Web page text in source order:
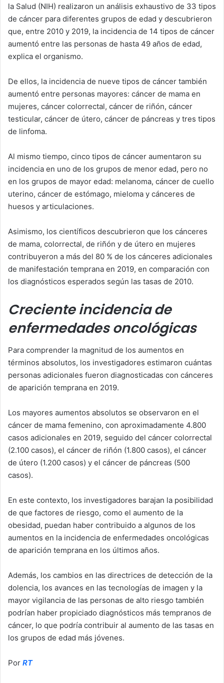
la Salud (NIH) realizaron un análisis exhaustivo de 33 tipos
de cáncer para diferentes grupos de edad y descubrieron
que, entre 2010 y 2019, la incidencia de 14 tipos de cáncer
aumentó entre las personas de hasta 49 años de edad,
explica el organismo.
De ellos, la incidencia de nueve tipos de cáncer también
aumentó entre personas mayores: cáncer de mama en
mujeres, cáncer colorrectal, cáncer de riñón, cáncer
testicular, cáncer de útero, cáncer de páncreas y tres tipos
de linfoma.
Al mismo tiempo, cinco tipos de cáncer aumentaron su
incidencia en uno de los grupos de menor edad, pero no
en los grupos de mayor edad: melanoma, cáncer de cuello
uterino, cáncer de estómago, mieloma y cánceres de
huesos y articulaciones.
Asimismo, los científicos descubrieron que los cánceres
de mama, colorrectal, de riñón y de útero en mujeres
contribuyeron a más del 80 % de los cánceres adicionales
de manifestación temprana en 2019, en comparación con
los diagnósticos esperados según las tasas de 2010.
Creciente incidencia de
enfermedades oncológicas
Para comprender la magnitud de los aumentos en
términos absolutos, los investigadores estimaron cuántas
personas adicionales fueron diagnosticadas con cánceres
de aparición temprana en 2019.
Los mayores aumentos absolutos se observaron en el
cáncer de mama femenino, con aproximadamente 4.800
casos adicionales en 2019, seguido del cáncer colorrectal
(2.100 casos), el cáncer de riñón (1.800 casos), el cáncer
de útero (1.200 casos) y el cáncer de páncreas (500
casos).
En este contexto, los investigadores barajan la posibilidad
de que factores de riesgo, como el aumento de la
obesidad, puedan haber contribuido a algunos de los
aumentos en la incidencia de enfermedades oncológicas
de aparición temprana en los últimos años.
Además, los cambios en las directrices de detección de la
dolencia, los avances en las tecnologías de imagen y la
mayor vigilancia de las personas de alto riesgo también
podrían haber propiciado diagnósticos más tempranos de
cáncer, lo que podría contribuir al aumento de las tasas en
los grupos de edad más jóvenes.
Por RT